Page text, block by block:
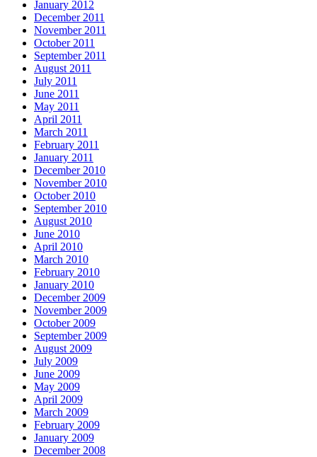
January 2012
December 2011
November 2011
October 2011
September 2011
August 2011
July 2011
June 2011
May 2011
April 2011
March 2011
February 2011
January 2011
December 2010
November 2010
October 2010
September 2010
August 2010
June 2010
April 2010
March 2010
February 2010
January 2010
December 2009
November 2009
October 2009
September 2009
August 2009
July 2009
June 2009
May 2009
April 2009
March 2009
February 2009
January 2009
December 2008